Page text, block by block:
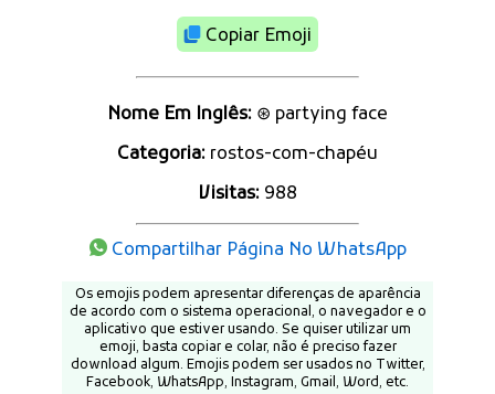
Copiar Emoji
Nome Em Inglês: ⊛ partying face
Categoria: rostos-com-chapéu
Visitas:988
Compartilhar Página No WhatsApp
Os emojis podem apresentar diferenças de aparência
de acordo com o sistema operacional, o navegador e o
aplicativo que estiver usando. Se quiser utilizar um
emoji, basta copiar e colar, não é preciso fazer
download algum. Emojis podem ser usados no Twitter,
Facebook, WhatsApp, Instagram, Gmail, Word, etc.